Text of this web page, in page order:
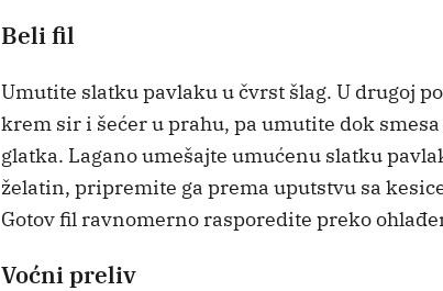
Beli fil
Umutite slatku pavlaku u čvrst šlag. U drugoj
krem sir i šećer u prahu, pa umutite dok
glatka. Lagano umešajte umućenu slatku
želatin, pripremite ga prema uputstvu sa
Gotov fil ravnomerno rasporedite preko
Voćni preliv